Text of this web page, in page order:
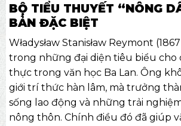
BỘ TIỂU THUYẾT “NÔNG
BẢN ĐẶC BIỆT
Władysław Stanisław Reymont
trong những đại diện tiêu biểu cho
thực trong văn học Ba Lan. Ông
giới trí thức hàn lâm, mà trưởng
sống lao động và những trải
nông thôn. Chính điều đó đã giúp